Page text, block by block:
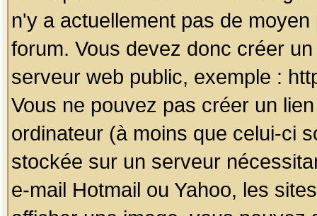
n'y a actuellement pas de
forum. Vous devez donc créer
serveur web public, exemple :
Vous ne pouvez pas créer un
ordinateur (à moins que celui-ci
stockée sur un serveur
e-mail Hotmail ou Yahoo, les